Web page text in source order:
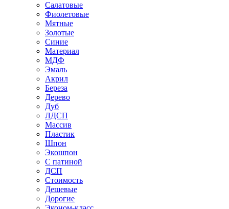
Салатовые
Фиолетовые
Мятные
Золотые
Синие
Материал
МДФ
Эмаль
Акрил
Береза
Дерево
Дуб
ЛДСП
Массив
Пластик
Шпон
Экошпон
С патиной
ДСП
Стоимость
Дешевые
Дорогие